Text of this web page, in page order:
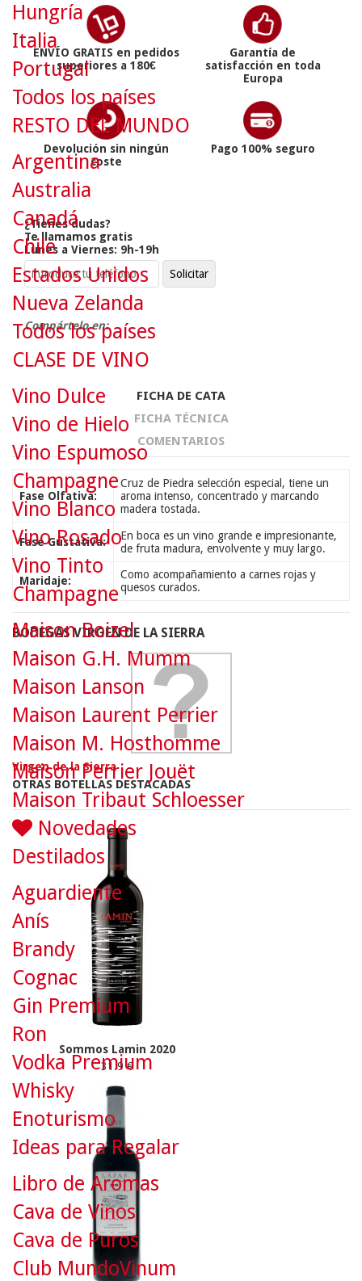
ENVÍO GRATIS en pedidos
superiores a 180€
Garantía de
satisfacción en toda
Europa
Devolución sin ningún
coste
Pago 100% seguro
¿Tienes dudas?
Te llamamos gratis
Lunes a Viernes: 9h-19h
Compártelo en:
FICHA DE CATA
FICHA TÉCNICA
COMENTARIOS
Fase Olfativa:
Cruz de Piedra selección especial, tiene un
aroma intenso, concentrado y marcando
madera tostada.
Fase Gustativa:
En boca es un vino grande e impresionante,
de fruta madura, envolvente y muy largo.
Maridaje:
Como acompañamiento a carnes rojas y
quesos curados.
BODEGAS VIRGEN DE LA SIERRA
Virgen de la Sierra
OTRAS BOTELLAS DESTACADAS
Sommos Lamin 2020
31.9 €
Hungría
Italia
Portugal
Todos los países
RESTO DEL MUNDO
Argentina
Australia
Canadá
Chile
Estados Unidos
Nueva Zelanda
Todos los países
CLASE DE VINO
Vino Dulce
Vino de Hielo
Vino Espumoso
Champagne
Vino Blanco
Vino Rosado
Vino Tinto
Champagne
Maison Boizel
Maison G.H. Mumm
Maison Lanson
Maison Laurent Perrier
Maison M. Hosthomme
Maison Perrier Jouët
Maison Tribaut Schloesser
Novedades
Destilados
Aguardiente
Anís
Brandy
Cognac
Gin Premium
Ron
Vodka Premium
Whisky
Enoturismo
Ideas para Regalar
Libro de Aromas
Cava de Vinos
Cava de Puros
Club MundoVinum